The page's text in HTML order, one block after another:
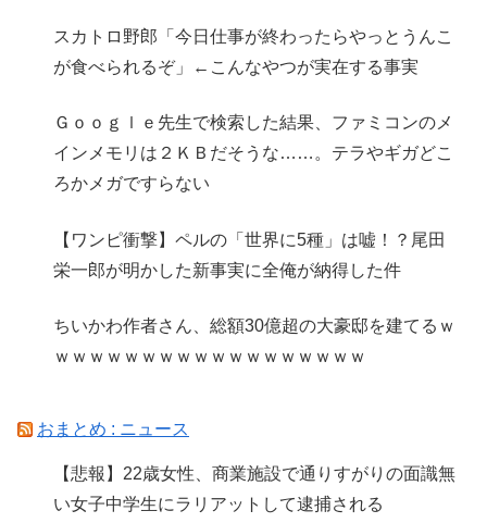
スカトロ野郎「今日仕事が終わったらやっとうんこ
が食べられるぞ」←こんなやつが実在する事実
Ｇｏｏｇｌｅ先生で検索した結果、ファミコンのメ
インメモリは２ＫＢだそうな……。テラやギガどこ
ろかメガですらない
【ワンピ衝撃】ペルの「世界に5種」は嘘！？尾田
栄一郎が明かした新事実に全俺が納得した件
ちいかわ作者さん、総額30億超の大豪邸を建てるｗ
ｗｗｗｗｗｗｗｗｗｗｗｗｗｗｗｗｗｗ
おまとめ : ニュース
【悲報】22歳女性、商業施設で通りすがりの面識無
い女子中学生にラリアットして逮捕される